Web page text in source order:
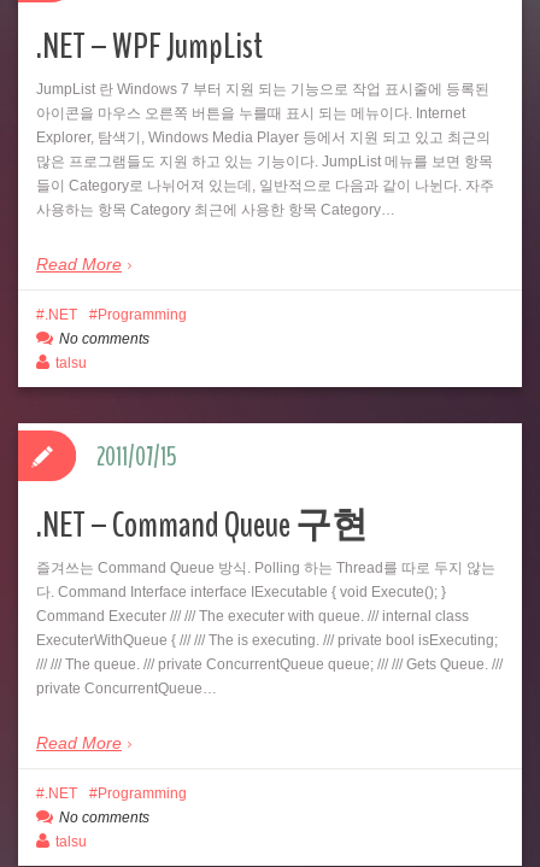
.NET – WPF JumpList
JumpList 란 Windows 7 부터 지원 되는 기능으로 작업 표시줄에 등록된
아이콘을 마우스 오른쪽 버튼을 누를때 표시 되는 메뉴이다. Internet
Explorer, 탐색기, Windows Media Player 등에서 지원 되고 있고 최근의
많은 프로그램들도 지원 하고 있는 기능이다. JumpList 메뉴를 보면 항목
들이 Category로 나뉘어져 있는데, 일반적으로 다음과 같이 나뉜다. 자주
사용하는 항목 Category 최근에 사용한 항목 Category…
Read More
.NET
Programming
No comments
talsu
.NET – Command Queue 구현
즐겨쓰는 Command Queue 방식. Polling 하는 Thread를 따로 두지 않는
다. Command Interface interface IExecutable { void Execute(); }
Command Executer /// /// The executer with queue. /// internal class
ExecuterWithQueue { /// /// The is executing. /// private bool isExecuting;
/// /// The queue. /// private ConcurrentQueue queue; /// /// Gets Queue. ///
private ConcurrentQueue…
Read More
2011/07/15
.NET
Programming
No comments
talsu